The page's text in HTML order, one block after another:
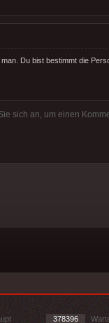
Du bist bestimmt die
sich an, um einen
378396